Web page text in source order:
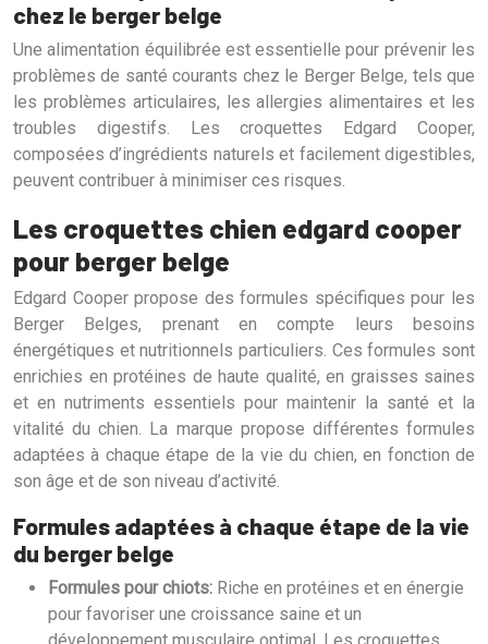
chez le berger belge
Une alimentation équilibrée est essentielle pour prévenir les
problèmes de santé courants chez le Berger Belge, tels que
les problèmes articulaires, les allergies alimentaires et les
troubles digestifs. Les croquettes Edgard Cooper,
composées d’ingrédients naturels et facilement digestibles,
peuvent contribuer à minimiser ces risques.
Les croquettes chien edgard cooper
pour berger belge
Edgard Cooper propose des formules spécifiques pour les
Berger Belges, prenant en compte leurs besoins
énergétiques et nutritionnels particuliers. Ces formules sont
enrichies en protéines de haute qualité, en graisses saines
et en nutriments essentiels pour maintenir la santé et la
vitalité du chien. La marque propose différentes formules
adaptées à chaque étape de la vie du chien, en fonction de
son âge et de son niveau d’activité.
Formules adaptées à chaque étape de la vie
du berger belge
Formules pour chiots: Riche en protéines et en énergie
pour favoriser une croissance saine et un